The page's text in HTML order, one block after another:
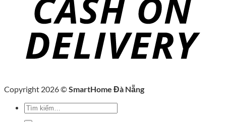
Copyright 2026 ©SmartHome Đà Nẵng
Tìm
kiếm: